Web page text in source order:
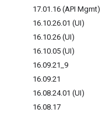
17.01 .16 (API Mgmt)
16.10.26.01 (UI)
16.10.26 (UI)
16.10.05 (UI)
16.09.21 9
16.09.21
16.08.24.01 (UI)
16.08.17